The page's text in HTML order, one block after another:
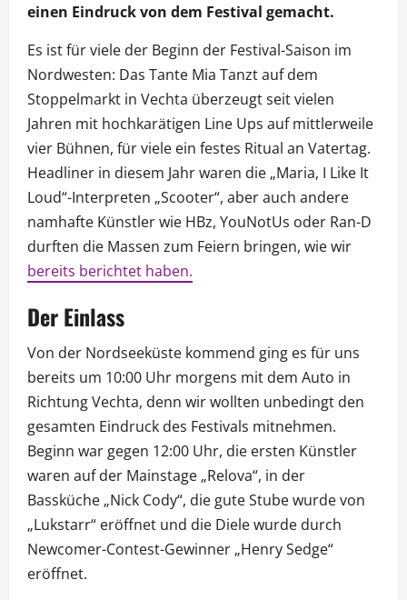
einen Eindruck von dem Festival gemacht.
Es ist für viele der Beginn der Festival-Saison im
Nordwesten: Das Tante Mia Tanzt auf dem
Stoppelmarkt in Vechta überzeugt seit vielen
Jahren mit hochkarätigen Line Ups auf mittlerweile
vier Bühnen, für viele ein festes Ritual an Vatertag.
Headliner in diesem Jahr waren die „Maria, I Like It
Loud“-Interpreten „Scooter“, aber auch andere
namhafte Künstler wie HBz, YouNotUs oder Ran-D
durften die Massen zum Feiern bringen, wie wir
bereits berichtet haben.
Der Einlass
Von der Nordseeküste kommend ging es für uns
bereits um 10:00 Uhr morgens mit dem Auto in
Richtung Vechta, denn wir wollten unbedingt den
gesamten Eindruck des Festivals mitnehmen.
Beginn war gegen 12:00 Uhr, die ersten Künstler
waren auf der Mainstage „Relova“, in der
Bassküche „Nick Cody“, die gute Stube wurde von
„Lukstarr“ eröffnet und die Diele wurde durch
Newcomer-Contest-Gewinner „Henry Sedge“
eröffnet.